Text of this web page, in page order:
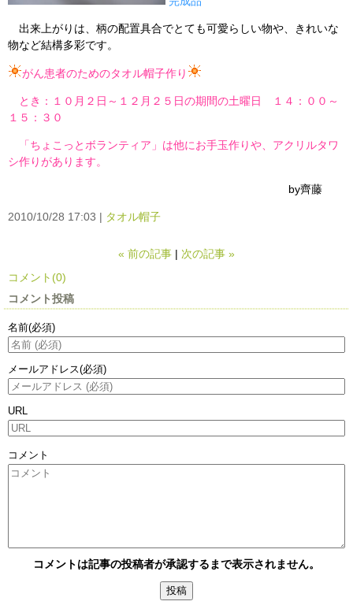
出来上がりは、柄の配置具合でとても可愛らしい物や、きれいな
物など結構多彩です。
がん患者のためのタオル帽子作り
とき：１０月２日～１２月２５日の期間の土曜日 １４：００～
１５：３０
「ちょこっとボランティア」は他にお手玉作りや、アクリルタワ
シ作りがあります。
by齊藤
2010/10/28 17:03 タオル帽子
« 前の記事 次の記事 »
コメント(0)
コメント投稿
名前(必須)
メールアドレス(必須)
URL
コメント
コメントは記事の投稿者が承認するまで表示されません。